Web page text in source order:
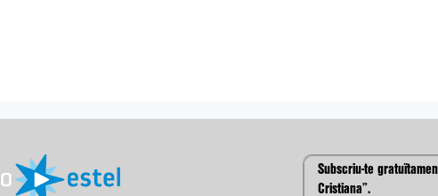
Subscriu-te
Cristiana”.